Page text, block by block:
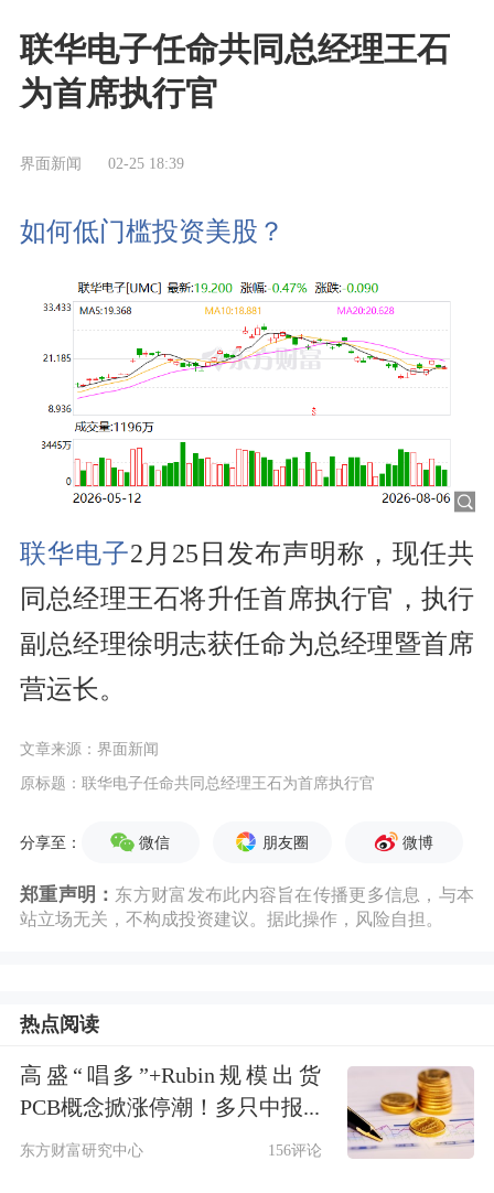
联华电子任命共同总经理王石
为首席执行官
界面新闻 02-25 18:39
如何低门槛投资美股？
联华电子2月25日发布声明称，现任共
同总经理王石将升任首席执行官，执行
副总经理徐明志获任命为总经理暨首席
营运长。
文章来源：界面新闻
原标题：联华电子任命共同总经理王石为首席执行官
分享至： 微信 朋友圈 微博
郑重声明： 东方财富发布此内容旨在传播更多信息，与本
站立场无关，不构成投资建议。据此操作，风险自担。
热点阅读
高盛“唱多”+Rubin规模出货
PCB概念掀涨停潮！多只中报...
东方财富研究中心 156评论